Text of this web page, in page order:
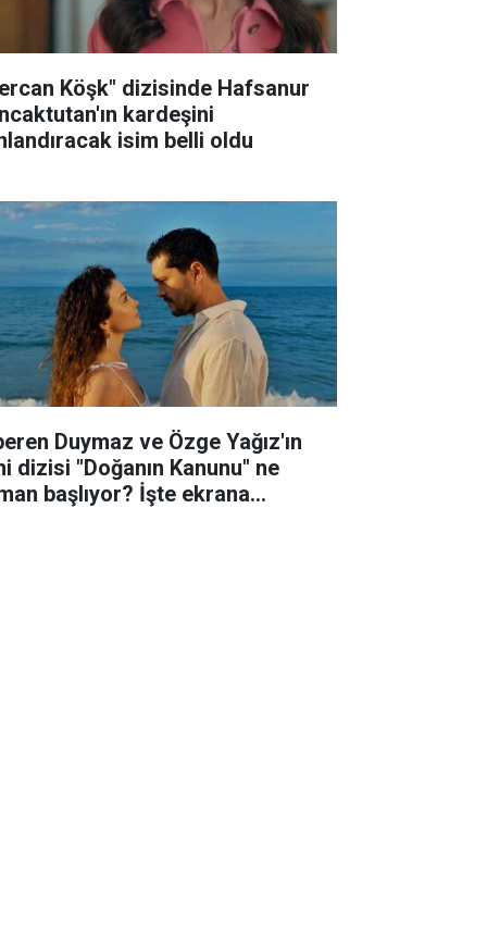
Köşk" dizisinde Hafsanur
kardeşini
isim belli oldu
Duymaz ve Özge Yağız'ın
dizisi "Doğanın Kanunu" ne
başlıyor? İşte ekrana